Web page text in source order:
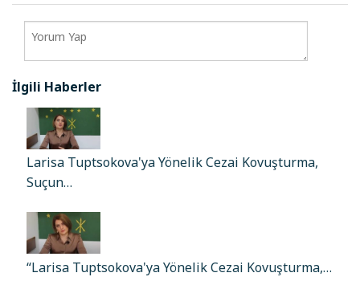
İlgili Haberler
Larisa Tuptsokova'ya Yönelik Cezai Kovuşturma,
Suçun…
“Larisa Tuptsokova'ya Yönelik Cezai Kovuşturma,…